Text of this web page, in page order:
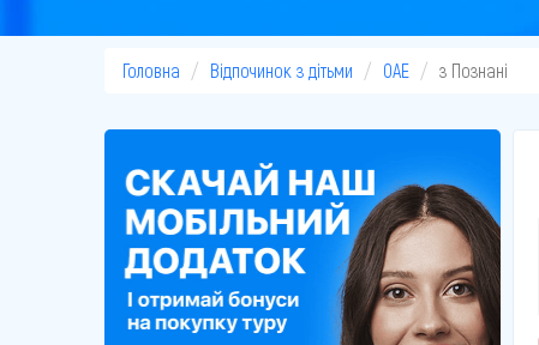
Головна Відпочинок з дітьми ОАЕ з Познані